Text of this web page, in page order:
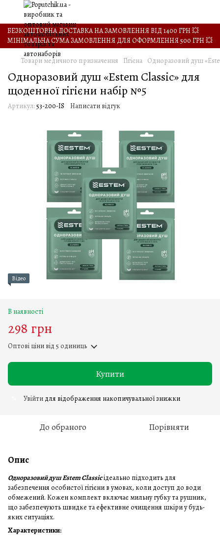
БЕЗКОШТОВНА ДОСТАВКА НА ЗАМОВЛЕННЯ ВІД 1400 ГРН 💥
МІНІМАЛЬНА СУМА ЗАМОВЛЕННЯ ДЛЯ ОФОРМЛЕННЯ 500 ГРН 💥
Товари медичного призначення Гігієна Одноразовий душ
Одноразовий душ «Estem Classic» для
щоденної гігієни набір №5
Артикул:53-200-IS Написати відгук
Відео
В наявності
298 грн
Оптові ціни від 5 одиниць
Купити
Увійти для відображення накопичувальної знижки
До обраного Порівняти
Опис
Одноразовий душ Estem Classicідеально підходить для
забезпечення особистої гігієни в умовах, коли доступ до води
обмежений. Кожен комплект включає мильну губку та рушник,
що забезпечують швидке та ефективне очищення шкіри у будь-
яких ситуаціях.
Характеристики: